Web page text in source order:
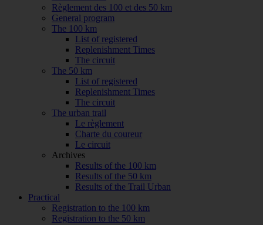
Règlement des 100 et des 50 km
General program
The 100 km
List of registered
Replenishment Times
The circuit
The 50 km
List of registered
Replenishment Times
The circuit
The urban trail
Le règlement
Charte du coureur
Le circuit
Archives
Results of the 100 km
Results of the 50 km
Results of the Trail Urban
Practical
Registration to the 100 km
Registration to the 50 km